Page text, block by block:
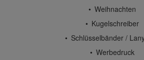
Weihnachten
Kugelschreiber
Schlüsselbänder /
Werbedruck